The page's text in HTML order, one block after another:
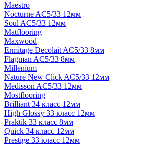
Maestro
Nocturne AC5/33 12мм
Soul AC5/33 12мм
Matflooring
Maxwood
Ermitage Decolait AC5/33 8мм
Flagman AC5/33 8мм
Millenium
Nature New Click AC5/33 12мм
Medisson AC5/33 12мм
Mostflooring
Brilliant 34 класс 12мм
High Glossy 33 класс 12мм
Praktik 33 класс 8мм
Quick 34 класс 12мм
Prestige 33 класс 12мм